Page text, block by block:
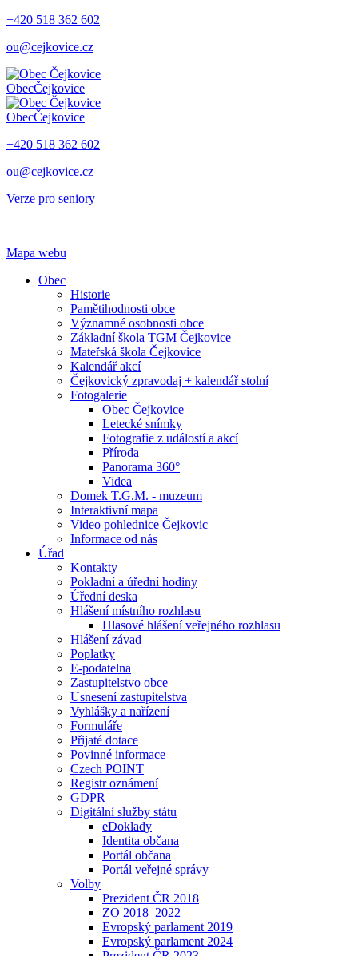
+420 518 362 602
ou@cejkovice.cz
ObecČejkovice
ObecČejkovice
+420 518 362 602
ou@cejkovice.cz
Verze pro seniory
Mapa webu
Obec
Historie
Pamětihodnosti obce
Významné osobnosti obce
Základní škola TGM Čejkovice
Mateřská škola Čejkovice
Kalendář akcí
Čejkovický zpravodaj + kalendář stolní
Fotogalerie
Obec Čejkovice
Letecké snímky
Fotografie z událostí a akcí
Příroda
Panorama 360°
Videa
Domek T.G.M. - muzeum
Interaktivní mapa
Video pohlednice Čejkovic
Informace od nás
Úřad
Kontakty
Pokladní a úřední hodiny
Úřední deska
Hlášení místního rozhlasu
Hlasové hlášení veřejného rozhlasu
Hlášení závad
Poplatky
E-podatelna
Zastupitelstvo obce
Usnesení zastupitelstva
Vyhlášky a nařízení
Formuláře
Přijaté dotace
Povinné informace
Czech POINT
Registr oznámení
GDPR
Digitální služby státu
eDoklady
Identita občana
Portál občana
Portál veřejné správy
Volby
Prezident ČR 2018
ZO 2018–2022
Evropský parlament 2019
Evropský parlament 2024